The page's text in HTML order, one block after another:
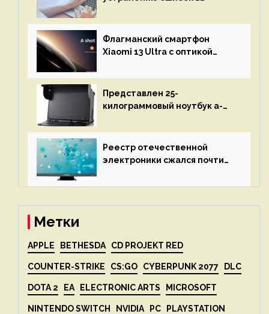
остановится до полного
восстановления кода и
объяснит, что пошло не так
Флагманский смартфон
Xiaomi 13 Ultra с оптикой
представят 18 апреля
Представлен 25-
килограммовый ноутбук a-
до 3 Тбайт DDR5 и шесть
дисплеев
Реестр отечественной
электроники сжался почти
Метки
APPLE BETHESDA CD PROJEKT RED
COUNTER-STRIKE CS:GO CYBERPUNK 2077 DLC
DOTA 2 EA ELECTRONIC ARTS MICROSOFT
NINTENDO SWITCH NVIDIA PC PLAYSTATION